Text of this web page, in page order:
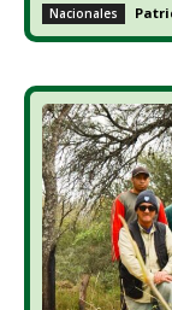
Nacionales